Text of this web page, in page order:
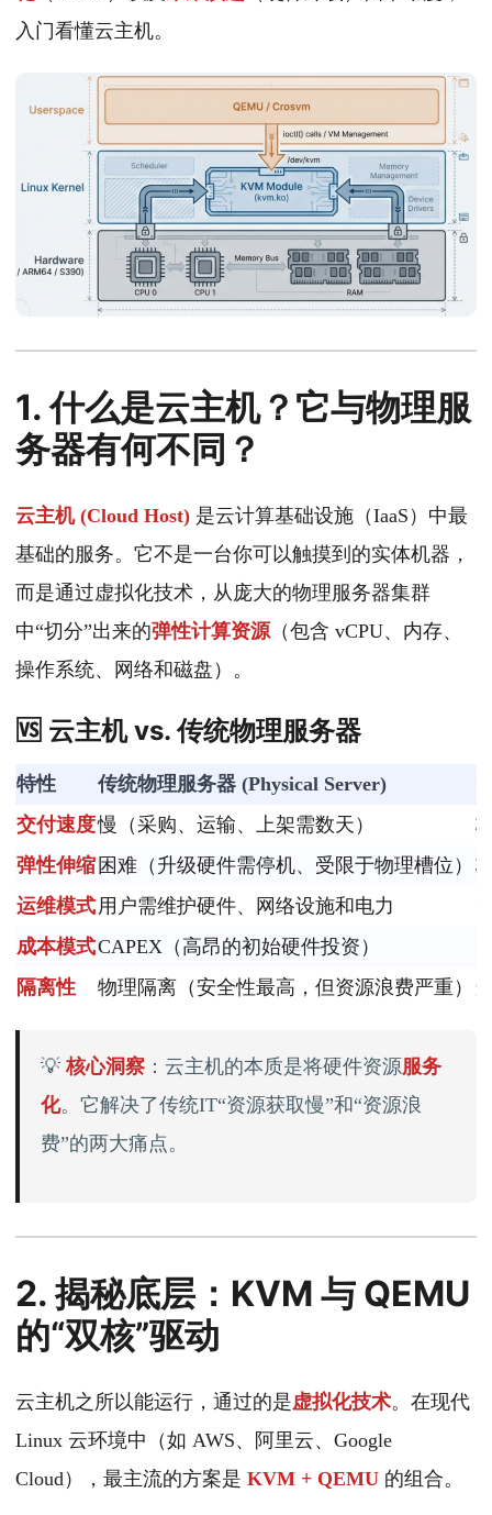
入门看懂云主机。
1. 什么是云主机？它与物理服
务器有何不同？
云主机 (Cloud Host) 是云计算基础设施（IaaS）中最
基础的服务。它不是一台你可以触摸到的实体机器，
而是通过虚拟化技术，从庞大的物理服务器集群
中“切分”出来的弹性计算资源 （包含 vCPU、内存、
操作系统、网络和磁盘）。
🆚 云主机 vs. 传统物理服务器
特性 传统物理服务器 (Physical Server)
交付速度慢（采购、运输、上架需数天）
弹性伸缩 困难（升级硬件需停机、受限于物理槽位）
运维模式 用户需维护硬件、网络设施和电力
成本模式CAPEX（高昂的初始硬件投资）
隔离性
物理隔离（安全性最高，但资源浪费严重）
💡核心洞察 ：云主机的本质是将硬件资源服务
化。它解决了传统IT“资源获取慢”和“资源浪
费”的两大痛点。
2. 揭秘底层：KVM 与 QEMU
的“双核”驱动
云主机之所以能运行，通过的是虚拟化技术。在现代
Linux 云环境中（如 AWS、阿里云、Google
Cloud），最主流的方案是 KVM + QEMU 的组合。